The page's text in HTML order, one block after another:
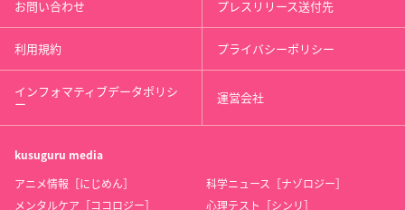
お問い合わせ プレスリリース送付先
利用規約 プライバシーポリシー
インフォマティブデータポリシ
ー 運営会社
kusuguru media
アニメ情報［にじめん］
科学ニュース［ナゾロジー］
メンタルケア［ココロジー］
心理テスト［シンリ］